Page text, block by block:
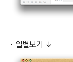
• 일별보기 ↓